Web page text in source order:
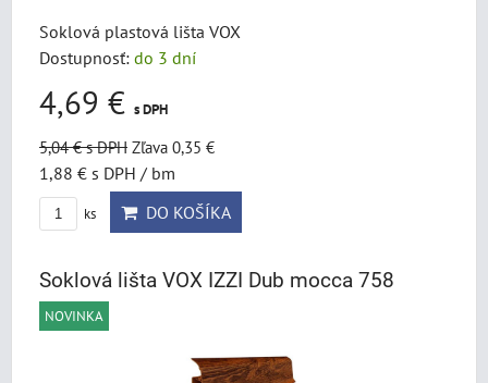
Soklová plastová lišta VOX
Dostupnosť: do 3 dní
4,69 € s DPH
5,04 €s DPH Zľava 0,35 €
1,88 € s DPH / bm
ks DO KOŠÍKA
Soklová lišta VOX IZZI Dub mocca 758
NOVINKA